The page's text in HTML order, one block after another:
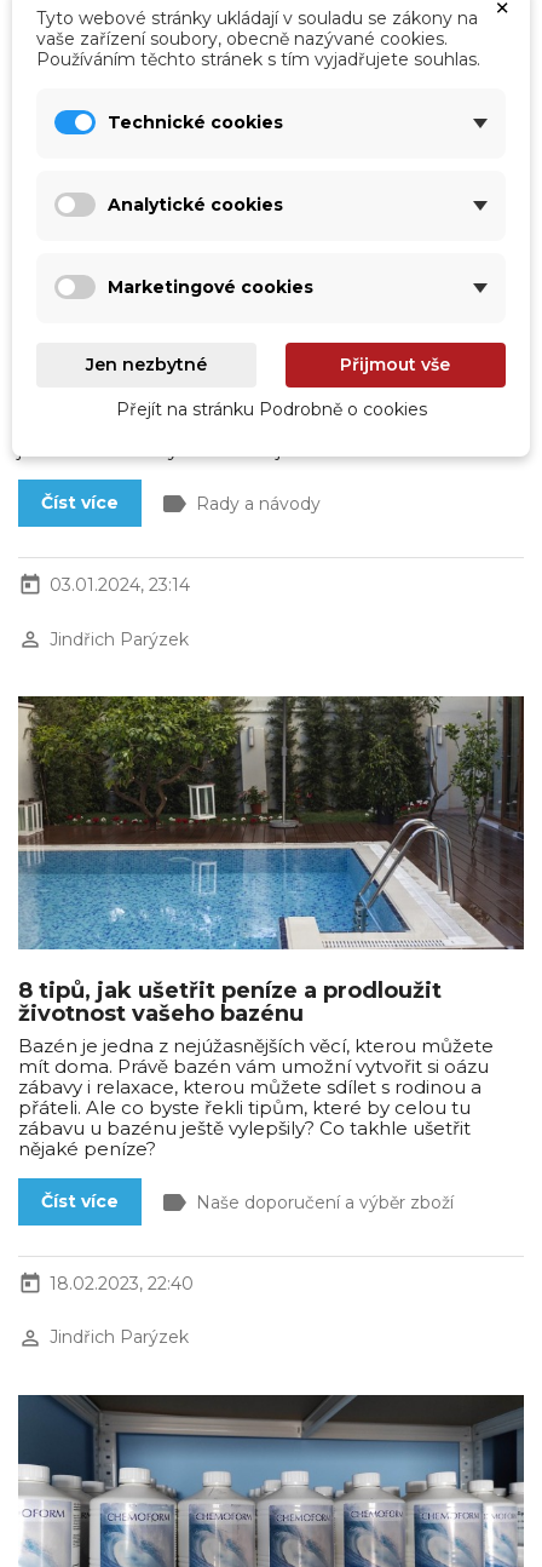
Jak poznat, že bazén netěsní? Pomůže
Koupací sezóna je v plném proudu, vše je sluncem
zalité, vám ale radost z plavání kazí zjištění, že hladina
vody v bazénu neobvykle klesá. A tak dopouštíte a
dopouštíte a lámete si hlavu nad příčinou. Uniká snad
jednoduché testy vám to objasní.
Číst více label Rady a návody
today 03.01.2024, 23:14
perm_identity Jindřich Parýzek
8 tipů, jak ušetřit peníze a prodloužit
životnost vašeho bazénu
Bazén je jedna z nejúžasnějších věcí, kterou můžete
mít doma. Právě bazén vám umožní vytvořit si oázu
zábavy i relaxace, kterou můžete sdílet s rodinou a
přáteli. Ale co byste řekli tipům, které by celou tu
zábavu u bazénu ještě vylepšily? Co takhle ušetřit
nějaké peníze?
Číst více label Naše doporučení a výběr zboží
today 18.02.2023, 22:40
perm_identity Jindřich Parýzek
Tyto webové stránky ukládají v souladu se zákony na
vaše zařízení soubory, obecně nazývané cookies.
Používáním těchto stránek s tím vyjadřujete souhlas.
Technické cookies
Analytické cookies
Marketingové cookies
Jen nezbytné Přijmout vše
Přejít na stránku Podrobně o cookies